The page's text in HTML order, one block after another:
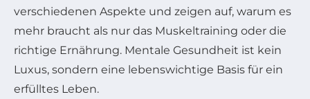
verschiedenen Aspekte und zeigen auf, warum es
mehr braucht als nur das Muskeltraining oder die
richtige Ernährung. Mentale Gesundheit ist kein
Luxus, sondern eine lebenswichtige Basis für ein
erfülltes Leben.